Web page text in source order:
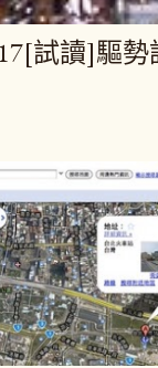
試讀]驅